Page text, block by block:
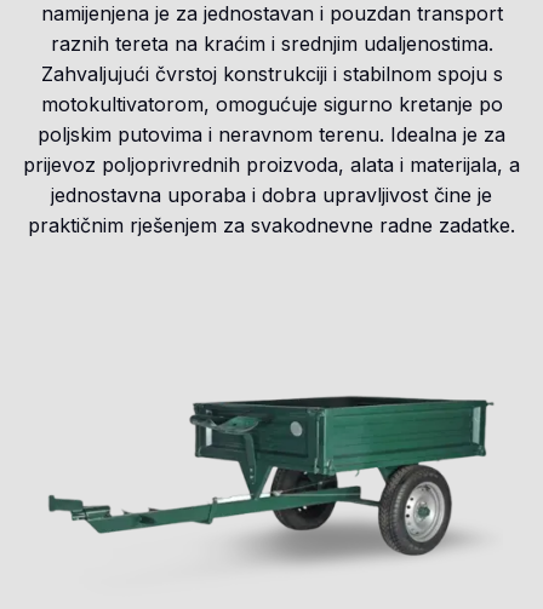
namijenjena je za jednostavan i pouzdan transport
raznih tereta na kraćim i srednjim udaljenostima.
Zahvaljujući čvrstoj konstrukciji i stabilnom spoju s
motokultivatorom, omogućuje sigurno kretanje po
poljskim putovima i neravnom terenu. Idealna je za
prijevoz poljoprivrednih proizvoda, alata i materijala, a
jednostavna uporaba i dobra upravljivost čine je
praktičnim rješenjem za svakodnevne radne zadatke.